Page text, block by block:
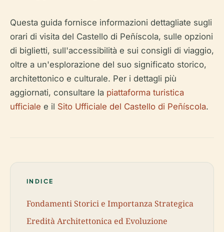
Questa guida fornisce informazioni dettagliate sugli
orari di visita del Castello di Peñíscola, sulle opzioni
di biglietti, sull'accessibilità e sui consigli di viaggio,
oltre a un'esplorazione del suo significato storico,
architettonico e culturale. Per i dettagli più
aggiornati, consultare la piattaforma turistica
ufficiale e il Sito Ufficiale del Castello di Peñíscola.
INDICE
Fondamenti Storici e Importanza Strategica
Eredità Architettonica ed Evoluzione